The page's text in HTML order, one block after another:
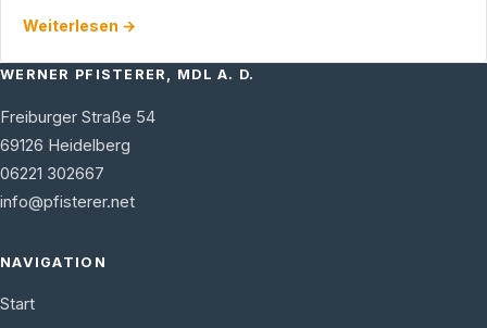
Weiterlesen →
WERNER PFISTERER, MDL A. D.
Freiburger Straße 54
69126 Heidelberg
06221 302667
info@pfisterer.net
NAVIGATION
Start